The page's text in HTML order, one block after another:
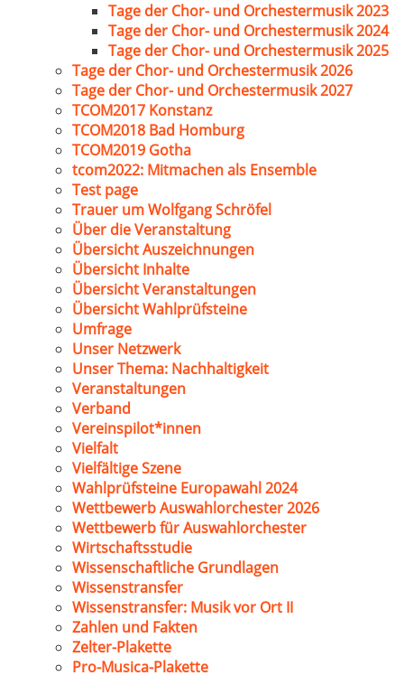
Tage der Chor- und Orchestermusik 2023
Tage der Chor- und Orchestermusik 2024
Tage der Chor- und Orchestermusik 2025
Tage der Chor- und Orchestermusik 2026
Tage der Chor- und Orchestermusik 2027
TCOM2017 Konstanz
TCOM2018 Bad Homburg
TCOM2019 Gotha
tcom2022: Mitmachen als Ensemble
Test page
Trauer um Wolfgang Schröfel
Über die Veranstaltung
Übersicht Auszeichnungen
Übersicht Inhalte
Übersicht Veranstaltungen
Übersicht Wahlprüfsteine
Umfrage
Unser Netzwerk
Unser Thema: Nachhaltigkeit
Veranstaltungen
Verband
Vereinspilot*innen
Vielfalt
Vielfältige Szene
Wahlprüfsteine Europawahl 2024
Wettbewerb Auswahlorchester 2026
Wettbewerb für Auswahlorchester
Wirtschaftsstudie
Wissenschaftliche Grundlagen
Wissenstransfer
Wissenstransfer: Musik vor Ort II
Zahlen und Fakten
Zelter-Plakette
Pro-Musica-Plakette